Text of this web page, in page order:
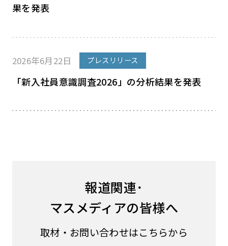
果を発表
2026年6月22日 プレスリリース
「新入社員意識調査2026」の分析結果を発表
報道関連･
マスメディアの皆様へ
取材・お問い合わせはこちらから